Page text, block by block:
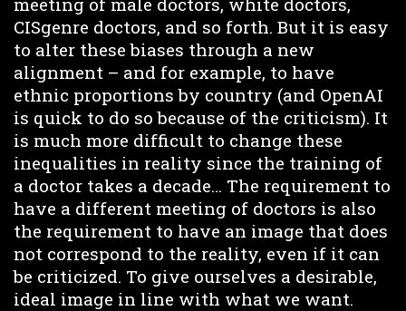
CISgenre doctors, and so forth. But it is easy
to alter these biases through a new
alignment – and for example, to have
ethnic proportions by country (and OpenAI
is quick to do so because of the criticism). It
is much more difficult to change these
inequalities in reality since the training of
a doctor takes a decade… The requirement to
have a different meeting of doctors is also
the requirement to have an image that does
not correspond to the reality, even if it can
be criticized. To give ourselves a desirable,
ideal image in line with what we want.